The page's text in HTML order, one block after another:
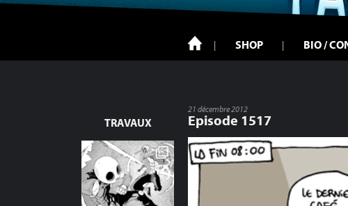
SHOP BIO /
TRAVAUX
21 décembre 2012
Episode 1517